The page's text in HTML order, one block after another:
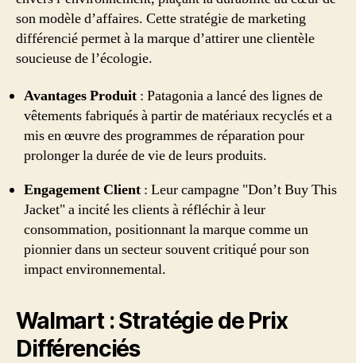
son modèle d’affaires. Cette stratégie de marketing
différencié permet à la marque d’attirer une clientèle
soucieuse de l’écologie.
Avantages Produit : Patagonia a lancé des lignes de
vêtements fabriqués à partir de matériaux recyclés et a
mis en œuvre des programmes de réparation pour
prolonger la durée de vie de leurs produits.
Engagement Client : Leur campagne "Don’t Buy This
Jacket" a incité les clients à réfléchir à leur
consommation, positionnant la marque comme un
pionnier dans un secteur souvent critiqué pour son
impact environnemental.
Walmart : Stratégie de Prix
Différenciés